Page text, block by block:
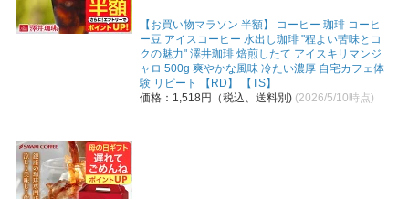
【お買い物マラソン 半額】 コーヒー 珈琲 コーヒ
ー豆 アイスコーヒー 水出し珈琲 "程よい苦味とコ
クの魅力" 澤井珈琲 焙煎したて アイスキリマンジ
ャロ 500g 爽やかな風味 冷たい濃厚 自宅カフェ体
験 リピート 【RD】 【TS】
価格：1,518円（税込、送料別) (2026/5/10時点)